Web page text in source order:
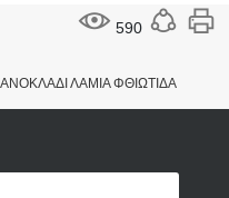
590
ΛΑΜΙΑ ΦΘΙΩΤΙΔΑ